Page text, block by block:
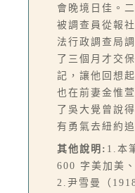
會晚境日佳。
被調查員從報
法行政調查局
了三個月才交
記，讓他回想
也在前妻金惟
了吳大覺曾說
有勇氣去紐約
其他說明: 1.本
600 字美加美
2.尹雪曼（